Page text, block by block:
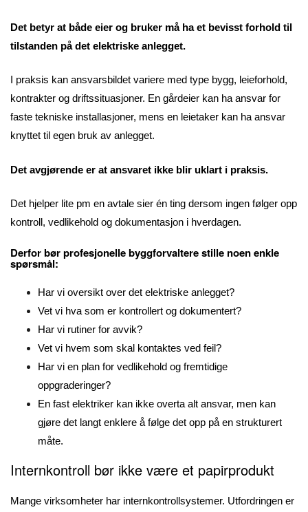
Det betyr at både eier og bruker må ha et bevisst forhold til
tilstanden på det elektriske anlegget.
I praksis kan ansvarsbildet variere med type bygg, leieforhold,
kontrakter og driftssituasjoner. En gårdeier kan ha ansvar for
faste tekniske installasjoner, mens en leietaker kan ha ansvar
knyttet til egen bruk av anlegget.
Det avgjørende er at ansvaret ikke blir uklart i praksis.
Det hjelper lite pm en avtale sier én ting dersom ingen følger opp
kontroll, vedlikehold og dokumentasjon i hverdagen.
Derfor bør profesjonelle byggforvaltere stille noen enkle
spørsmål:
Har vi oversikt over det elektriske anlegget?
Vet vi hva som er kontrollert og dokumentert?
Har vi rutiner for avvik?
Vet vi hvem som skal kontaktes ved feil?
Har vi en plan for vedlikehold og fremtidige
oppgraderinger?
En fast elektriker kan ikke overta alt ansvar, men kan
gjøre det langt enklere å følge det opp på en strukturert
måte.
Internkontroll bør ikke være et papirprodukt
Mange virksomheter har internkontrollsystemer. Utfordringen er